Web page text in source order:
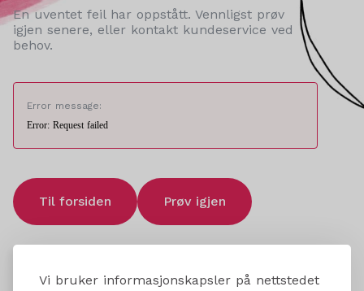
Vi bruker informasjonskapsler på nettstedet
En uventet feil har oppstått. Vennligst prøv
igjen senere, eller kontakt kundeservice ved
behov.
Error message:
Error: Request failed
Til forsiden Prøv igjen